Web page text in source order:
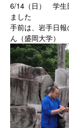
6/14（日） 学生
ました
手前は、岩手日
ん（盛岡大学）